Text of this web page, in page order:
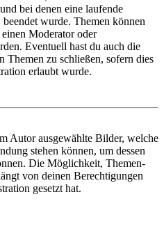
bei denen eine laufende
wurde. Themen können
Moderator oder
Eventuell hast du auch die
Themen zu schließen, sofern dies
erlaubt wurde.
Autor ausgewählte Bilder, welche
stehen können, um dessen
Die Möglichkeit, Themen-
von deinen Berechtigungen
gesetzt hat.